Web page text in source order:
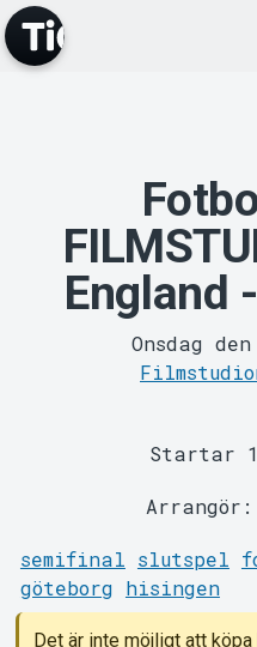
England
Onsdag
Startar
Arrangör:
semifinal slutspel
göteborg hisingen
Det är inte möjligt att